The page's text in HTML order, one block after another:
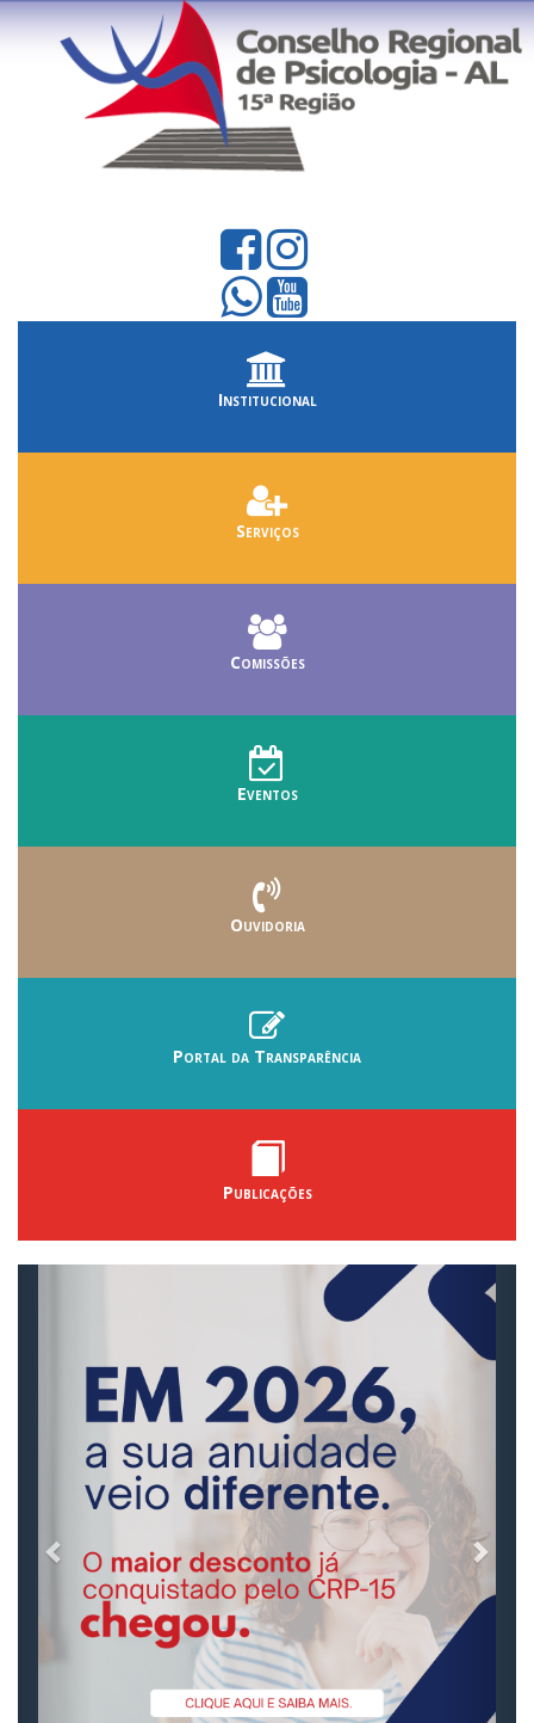
Institucional
Serviços
Comissões
Eventos
Ouvidoria
Portal da Transparência
Publicações